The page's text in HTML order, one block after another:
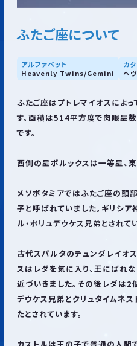
ふたご座について
アルファベット
Heavenly Twins/Gemini
カ
ヘ
ふたご座はプトレマイオスによ
す。面積は514平方度で肉眼星
です。
西側の星ポルックスは一等星、
メソポタミアではふたご座の頭
子と呼ばれていました。ギリシ
ル・ポリュデウケス兄弟とされて
古代スパルタのテュンダレイオ
スはレダを気に入り、王にばれ
近づいきました。その後レダは2
デウケス兄弟とクリュタイムネ
たとされています。